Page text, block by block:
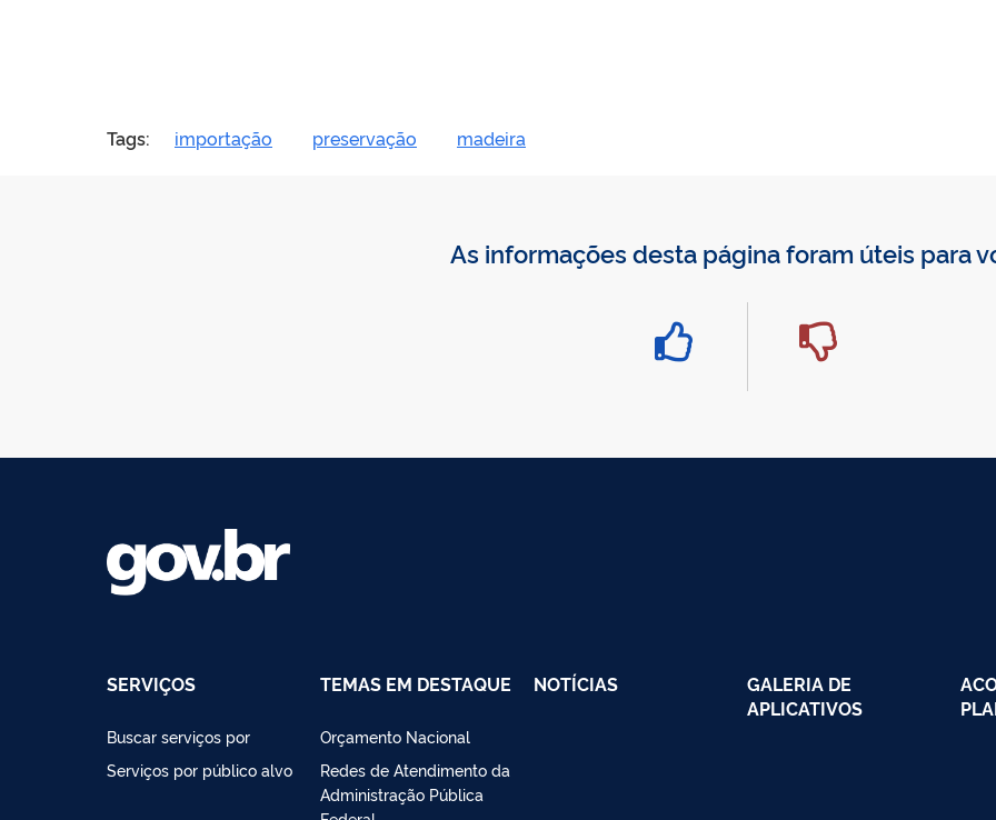
Tags: importação preservação madeira
As informações desta página foram úteis para
SERVIÇOS
Buscar serviços por
Serviços por público alvo
TEMAS EM DESTAQUE
Orçamento Nacional
Redes de Atendimento da
Administração Pública
NOTÍCIAS
GALERIA DE
APLICATIVOS